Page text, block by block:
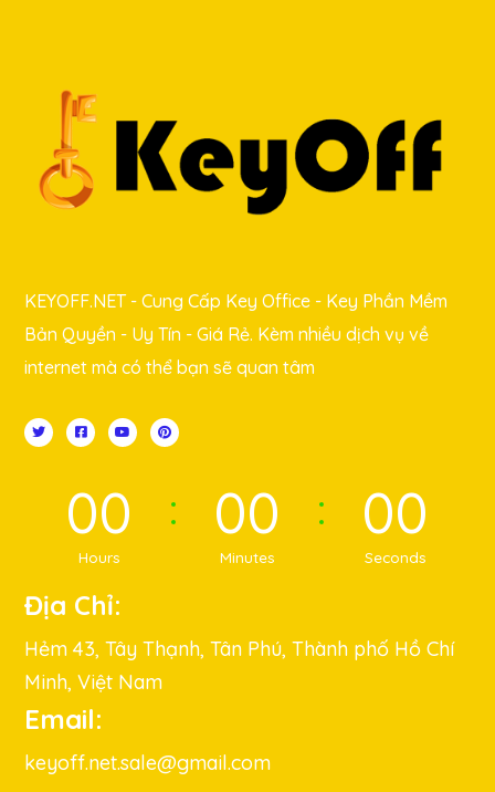
KEYOFF.NET - Cung Cấp Key Office - Key Phần Mềm
Bản Quyền - Uy Tín - Giá Rẻ. Kèm nhiều dịch vụ về
internet mà có thể bạn sẽ quan tâm
00
Hours
00
Minutes
00
Seconds
Địa Chỉ:
Hẻm 43, Tây Thạnh, Tân Phú, Thành phố Hồ Chí
Minh, Việt Nam
Email:
keyoff.net.sale@gmail.com